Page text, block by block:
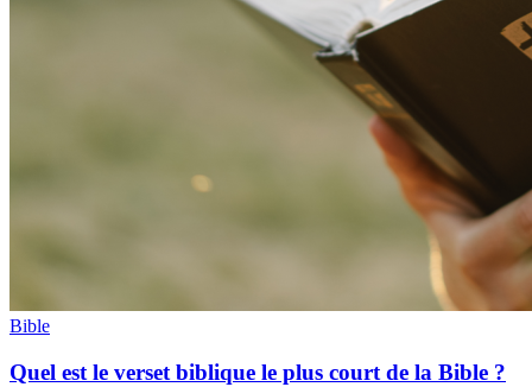
Bible
Quel est le verset biblique le plus court de la Bible ?